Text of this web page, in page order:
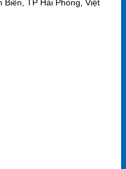
Biên, TP Hải Phòng, Việt